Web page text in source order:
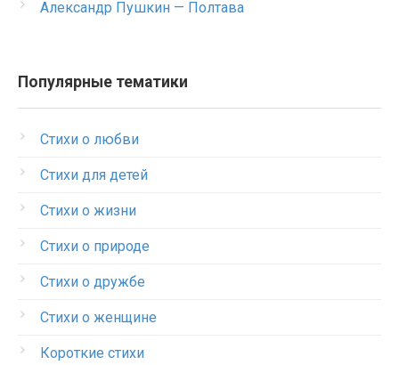
Александр Пушкин — Полтава
Популярные тематики
Стихи о любви
Стихи для детей
Стихи о жизни
Стихи о природе
Стихи о дружбе
Стихи о женщине
Короткие стихи